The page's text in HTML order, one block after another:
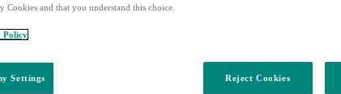
Cookies and that you understand this choice.
Policy
Settings Reject Cookies